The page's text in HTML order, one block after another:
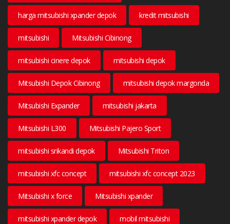
harga mitsubishi xpander depok kredit mitsubishi
mitsubishi Mitsubishi Cibinong
mitsubishi cinere depok mitsubishi depok
Mitsubishi Depok Cibinong mitsubishi depok margonda
Mitsubishi Expander mitsubishi jakarta
Mitsubishi L300 Mitsubishi Pajero Sport
mitsubishi srikandi depok Mitsubishi Triton
mitsubishi xfc concept mitsubishi xfc concept 2023
Mitsubishi x force Mitsubishi xpander
mitsubishi xpander depok mobil mitsubishi